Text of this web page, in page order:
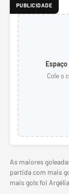
PUBLICIDADE
Cole o
As maiores
partida com mais
mais gols foi